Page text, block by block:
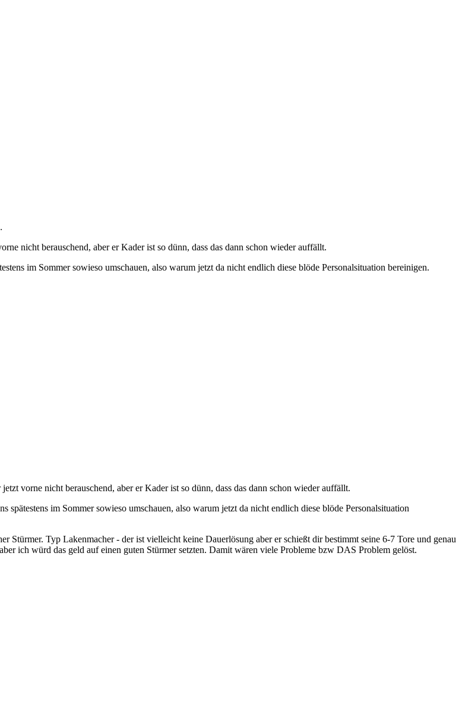
nicht berauschend, aber er Kader ist so dünn, dass das dann schon wieder auffällt.
im Sommer sowieso umschauen, also warum jetzt da nicht endlich diese blöde Personalsituation bereinigen.
vorne nicht berauschend, aber er Kader ist so dünn, dass das dann schon wieder auffällt.
spätestens im Sommer sowieso umschauen, also warum jetzt da nicht endlich diese blöde Personalsituation
Typ Lakenmacher - der ist vielleicht keine Dauerlösung aber er schießt dir bestimmt seine 6-7 Tore und genau
ich würd das geld auf einen guten Stürmer setzten. Damit wären viele Probleme bzw DAS Problem gelöst.